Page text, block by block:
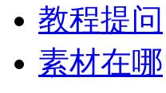
教程提问
素材在哪